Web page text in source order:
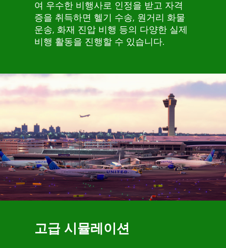
여 우수한 비행사로 인정을 받고 자격
증을 취득하면 헬기 수송, 원거리 화물
운송, 화재 진압 비행 등의 다양한 실제
비행 활동을 진행할 수 있습니다.
고급 시뮬레이션